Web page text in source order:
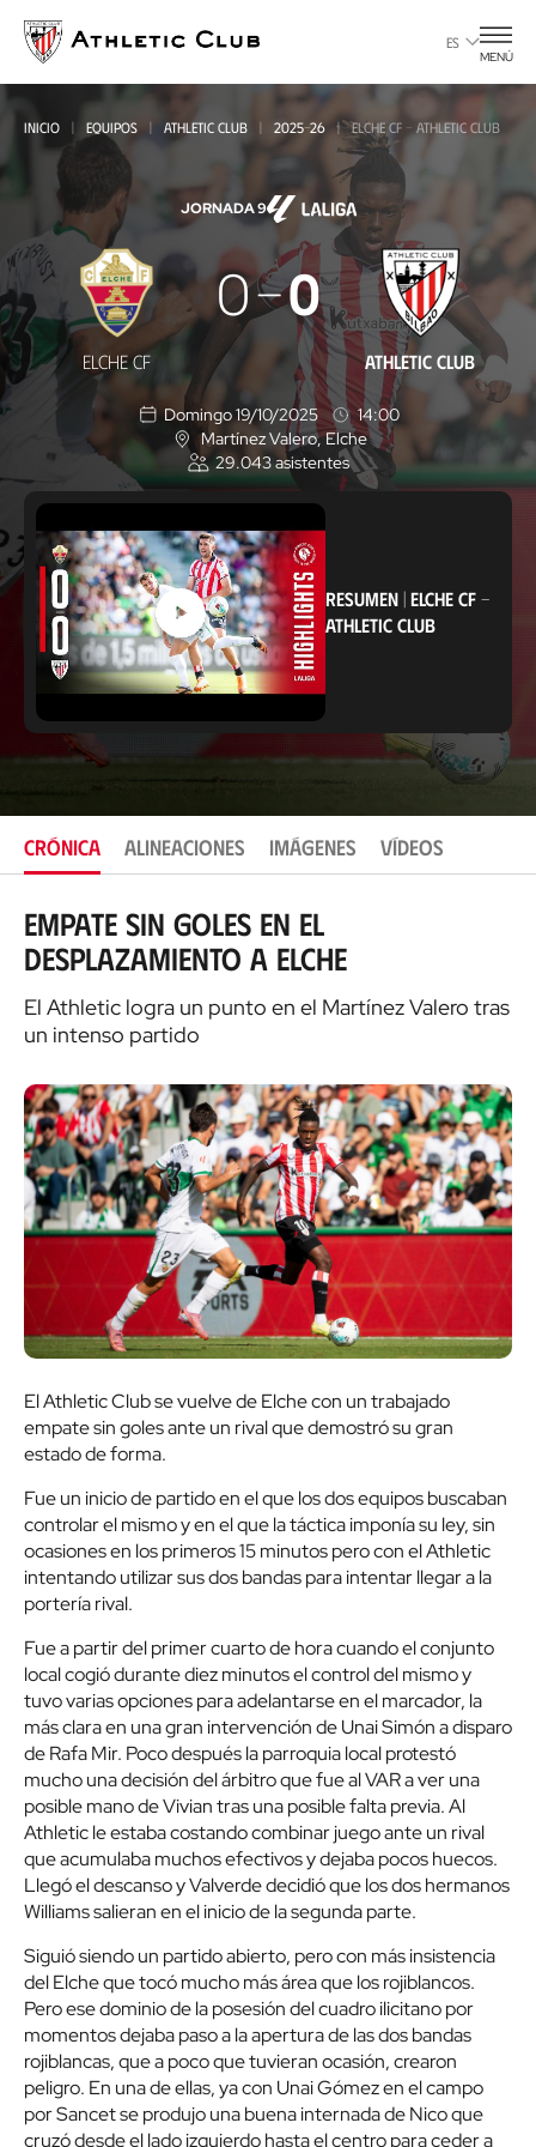
contenido
principal
ES
MENÚ
INICIO EQUIPOS ATHLETIC CLUB 2025-26 ELCHE CF - ATHLETIC CLUB
JORNADA 9
Elche
CF
-
Athletic
ELCHE CF
0 0
ATHLETIC CLUB
Domingo 19/10/2025
14:00
U
b
i
c
a
c
i
ó
n
Martínez Valero, Elche
29.043asistentes
RESUMEN |ELCHE CF -
ATHLETIC CLUB
CRÓNICA ALINEACIONES IMÁGENES VÍDEOS
Empate sin goles en el
desplazamiento a Elche
El Athletic logra un punto en el Martínez Valero tras
un intenso partido
El Athletic Club se vuelve de Elche con un trabajado
empate sin goles ante un rival que demostró su gran
estado de forma.
Fue un inicio de partido en el que los dos equipos buscaban
controlar el mismo y en el que la táctica imponía su ley, sin
ocasiones en los primeros 15 minutos pero con el Athletic
intentando utilizar sus dos bandas para intentar llegar a la
portería rival.
Fue a partir del primer cuarto de hora cuando el conjunto
local cogió durante diez minutos el control del mismo y
tuvo varias opciones para adelantarse en el marcador, la
más clara en una gran intervención de Unai Simón a disparo
de Rafa Mir. Poco después la parroquia local protestó
mucho una decisión del árbitro que fue al VAR a ver una
posible mano de Vivian tras una posible falta previa. Al
Athletic le estaba costando combinar juego ante un rival
que acumulaba muchos efectivos y dejaba pocos huecos.
Llegó el descanso y Valverde decidió que los dos hermanos
Williams salieran en el inicio de la segunda parte.
Siguió siendo un partido abierto, pero con más insistencia
del Elche que tocó mucho más área que los rojiblancos.
Pero ese dominio de la posesión del cuadro ilicitano por
momentos dejaba paso a la apertura de las dos bandas
rojiblancas, que a poco que tuvieran ocasión, crearon
peligro. En una de ellas, ya con Unai Gómez en el campo
por Sancet se produjo una buena internada de Nico que
cruzó desde el lado izquierdo hasta el centro para ceder a